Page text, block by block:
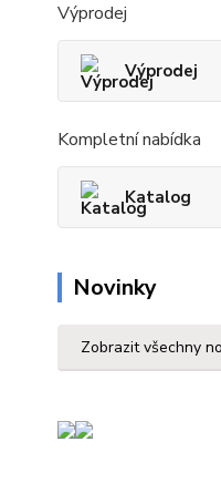
Výprodej
Výprodej
Kompletní nabídka
Katalog
Novinky
Zobrazit všechny